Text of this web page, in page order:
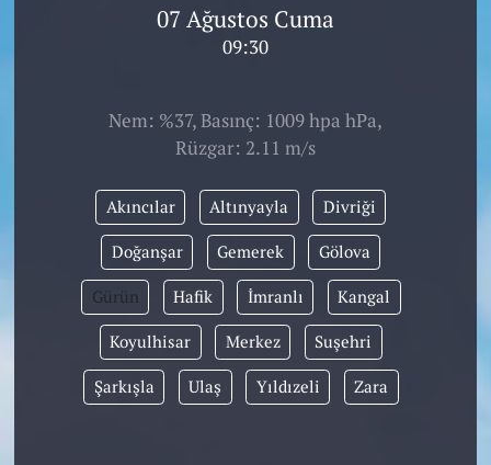
07 Ağustos Cuma
09:30
Nem: %37, Basınç: 1009 hpa hPa,
Rüzgar: 2.11 m/s
Akıncılar Altınyayla Divriği
Doğanşar Gemerek Gölova
Gürün Hafik İmranlı Kangal
Koyulhisar Merkez Suşehri
Şarkışla Ulaş Yıldızeli Zara